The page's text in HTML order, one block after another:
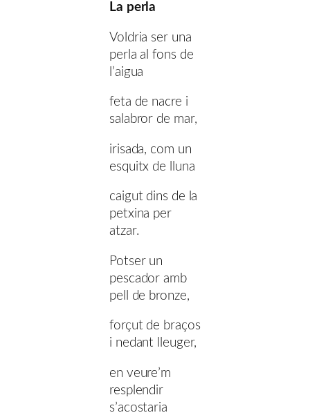
La perla
Voldria ser una
perla al fons de
l’aigua
feta de nacre i
salabror de mar,
irisada, com un
esquitx de lluna
caigut dins de la
petxina per
atzar.
Potser un
pescador amb
pell de bronze,
forçut de braços
i nedant lleuger,
en veure’m
resplendir
s’acostaria